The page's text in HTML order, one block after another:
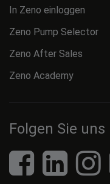
In Zeno einloggen
Zeno Pump Selector
Zeno After Sales
Zeno Academy
Folgen Sie uns